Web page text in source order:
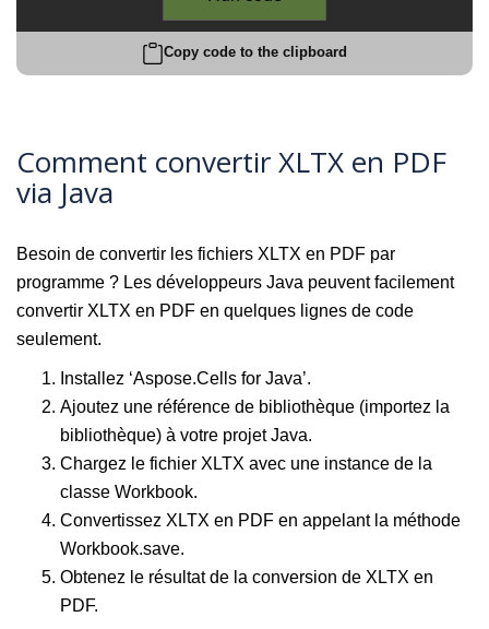
Copy code to the clipboard
Comment convertir XLTX en PDF
via Java
Besoin de convertir les fichiers XLTX en PDF par
programme ? Les développeurs Java peuvent facilement
convertir XLTX en PDF en quelques lignes de code
seulement.
Installez ‘Aspose.Cells for Java’.
Ajoutez une référence de bibliothèque (importez la
bibliothèque) à votre projet Java.
Chargez le fichier XLTX avec une instance de la
classe Workbook.
Convertissez XLTX en PDF en appelant la méthode
Workbook.save.
Obtenez le résultat de la conversion de XLTX en
PDF.